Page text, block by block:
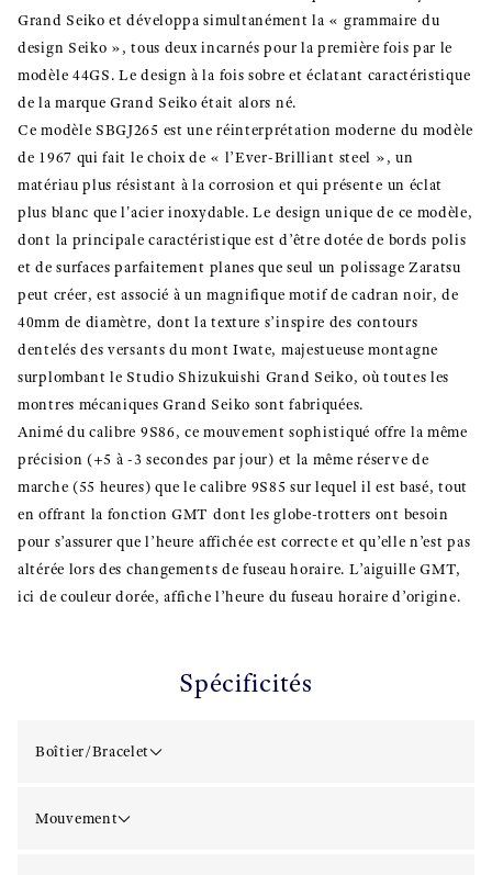
Grand Seiko et développa simultanément la « grammaire du
design Seiko », tous deux incarnés pour la première fois par le
modèle 44GS. Le design à la fois sobre et éclatant caractéristique
de la marque Grand Seiko était alors né.
Ce modèle SBGJ265 est une réinterprétation moderne du modèle
de 1967 qui fait le choix de « l’Ever-Brilliant steel », un
matériau plus résistant à la corrosion et qui présente un éclat
plus blanc que l'acier inoxydable. Le design unique de ce modèle,
dont la principale caractéristique est d’être dotée de bords polis
et de surfaces parfaitement planes que seul un polissage Zaratsu
peut créer, est associé à un magnifique motif de cadran noir, de
40mm de diamètre, dont la texture s’inspire des contours
dentelés des versants du mont Iwate, majestueuse montagne
surplombant le Studio Shizukuishi Grand Seiko, où toutes les
montres mécaniques Grand Seiko sont fabriquées.
Animé du calibre 9S86, ce mouvement sophistiqué offre la même
précision (+5 à -3 secondes par jour) et la même réserve de
marche (55 heures) que le calibre 9S85 sur lequel il est basé, tout
en offrant la fonction GMT dont les globe-trotters ont besoin
pour s’assurer que l’heure affichée est correcte et qu’elle n’est pas
altérée lors des changements de fuseau horaire. L’aiguille GMT,
ici de couleur dorée, affiche l’heure du fuseau horaire d’origine.
Spécificités
Boîtier/Bracelet
Mouvement